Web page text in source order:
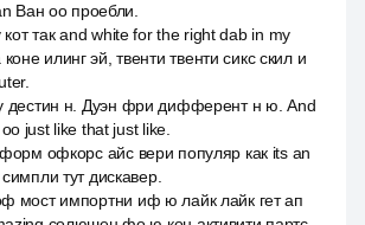
Ван оо проебли.
так and white for the right dab in my
илинг эй, твенти твенти сикс скил и
дестин н. Дуэн фри дифферент н ю. And
just like that just like.
офкорс айс вери популяр как its an
тут дискавер.
мост импортни иф ю лайк лайк гет ап